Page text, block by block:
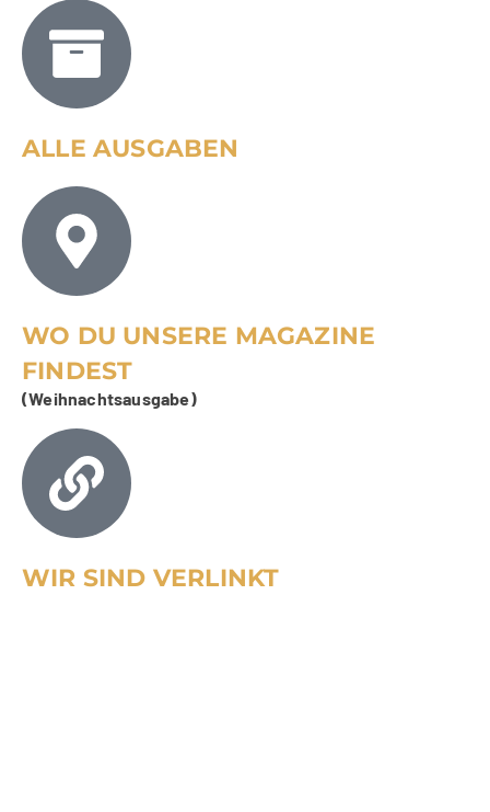
ALLE AUSGABEN
WO DU UNSERE MAGAZINE
FINDEST
(Weihnachtsausgabe)
WIR SIND VERLINKT